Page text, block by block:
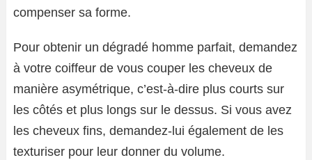
compenser sa forme.
Pour obtenir un dégradé homme parfait, demandez
à votre coiffeur de vous couper les cheveux de
manière asymétrique, c’est-à-dire plus courts sur
les côtés et plus longs sur le dessus. Si vous avez
les cheveux fins, demandez-lui également de les
texturiser pour leur donner du volume.